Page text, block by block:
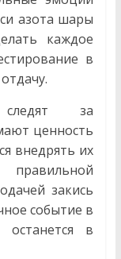
азота шары
каждое
в
следят за
ценность
внедрять их
закись
событие в
в